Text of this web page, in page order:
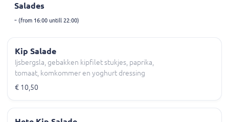
Salades
- (from 16:00 untill 22:00)
Kip Salade
Ijsbergsla, gebakken kipfilet stukjes, paprika,
tomaat, komkommer en yoghurt dressing
€ 10,50